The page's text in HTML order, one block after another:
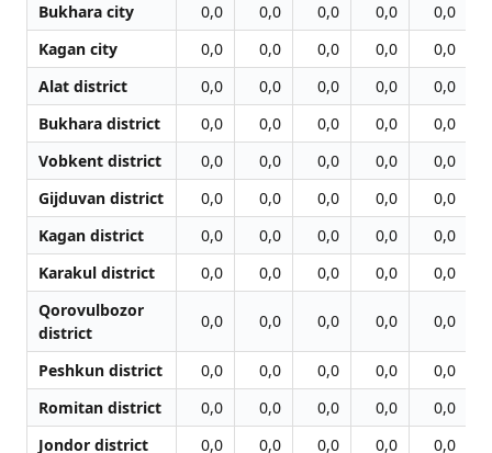
Bukhara city
0,0 0,0 0,0 0,0
0,0
Kagan city
0,0 0,0 0,0 0,0
0,0
Alat district
0,0 0,0 0,0 0,0
0,0
Bukhara district
0,0 0,0 0,0 0,0
0,0
Vobkent district
0,0 0,0 0,0 0,0
0,0
Gijduvan district
0,0 0,0 0,0 0,0
0,0
Kagan district
0,0 0,0 0,0 0,0
0,0
Karakul district
0,0 0,0 0,0 0,0
0,0
Qorovulbozor
district
0,0 0,0 0,0 0,0 0,0
Peshkun district 0,0 0,0 0,0 0,0
0,0
Romitan district
0,0 0,0 0,0 0,0
0,0
Jondor district
0,0 0,0 0,0 0,0 0,0